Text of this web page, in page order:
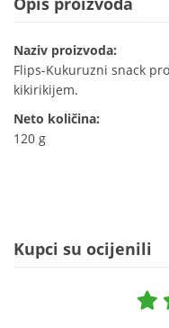
Naziv proizvoda:
Flips-Kukuruzni snack
kikirikijem.
Neto količina:
120 g
Kupci su ocijenili